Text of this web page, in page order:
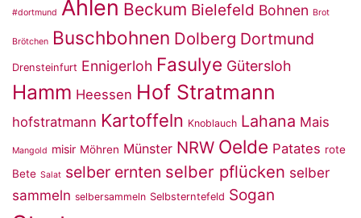
#dortmund Ahlen Beckum Bielefeld Bohnen Brot
Brötchen Buschbohnen Dolberg Dortmund
Drensteinfurt Ennigerloh Fasulye Gütersloh
Hamm Heessen Hof Stratmann
hofstratmann Kartoffeln Knoblauch Lahana Mais
Mangold misir Möhren Münster NRW Oelde Patates rote
Bete Salat selber ernten selber pflücken selber
sammeln selbersammeln Selbsterntefeld Sogan